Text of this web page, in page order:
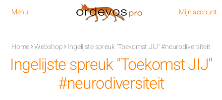
Overslaan en naar de inhoud gaan
Menu Mijn account
Home Webshop Ingelijste spreuk "Toekomst JIJ" #neurodiversiteit
Ingelijste spreuk "Toekomst JIJ"
#neurodiversiteit